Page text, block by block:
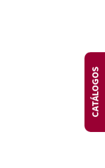
CATÁLOGOS